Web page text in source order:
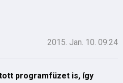
2015. Jan. 10. 09:24
programfüzet is, így